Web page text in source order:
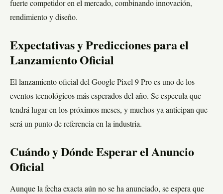
fuerte competidor en el mercado, combinando innovación,
rendimiento y diseño.
Expectativas y Predicciones para el
Lanzamiento Oficial
El lanzamiento oficial del Google Pixel 9 Pro es uno de los
eventos tecnológicos más esperados del año. Se especula que
tendrá lugar en los próximos meses, y muchos ya anticipan que
será un punto de referencia en la industria.
Cuándo y Dónde Esperar el Anuncio
Oficial
Aunque la fecha exacta aún no se ha anunciado, se espera que